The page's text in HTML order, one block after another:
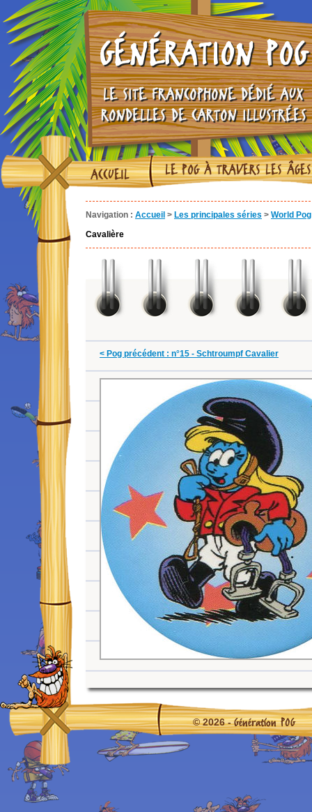
GÉNÉRATION POG
LE SITE FRANCOPHONE DÉDIÉ AUX
RONDELLES DE CARTON ILLUSTRÉES
ACCUEIL LE POG À TRAVERS LES ÂGES
Navigation : Accueil > Les principales séries > World
Cavalière
< Pog précédent : n°15 - Schtroumpf Cavalier
© 2026 -Génération POG